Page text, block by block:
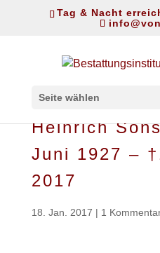
Tag & Nacht
Seite wählen
Heinrich
Juni 1927 –
2017
18. Jan. 2017 | 1